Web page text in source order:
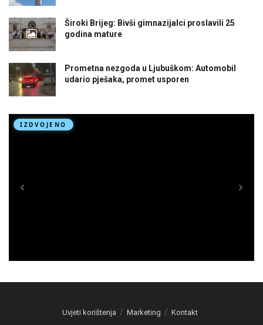
Široki Brijeg: Bivši gimnazijalci proslavili 25
godina mature
Prometna nezgoda u Ljubuškom: Automobil
udario pješaka, promet usporen
Uvjeti korištenja Marketing Kontakt